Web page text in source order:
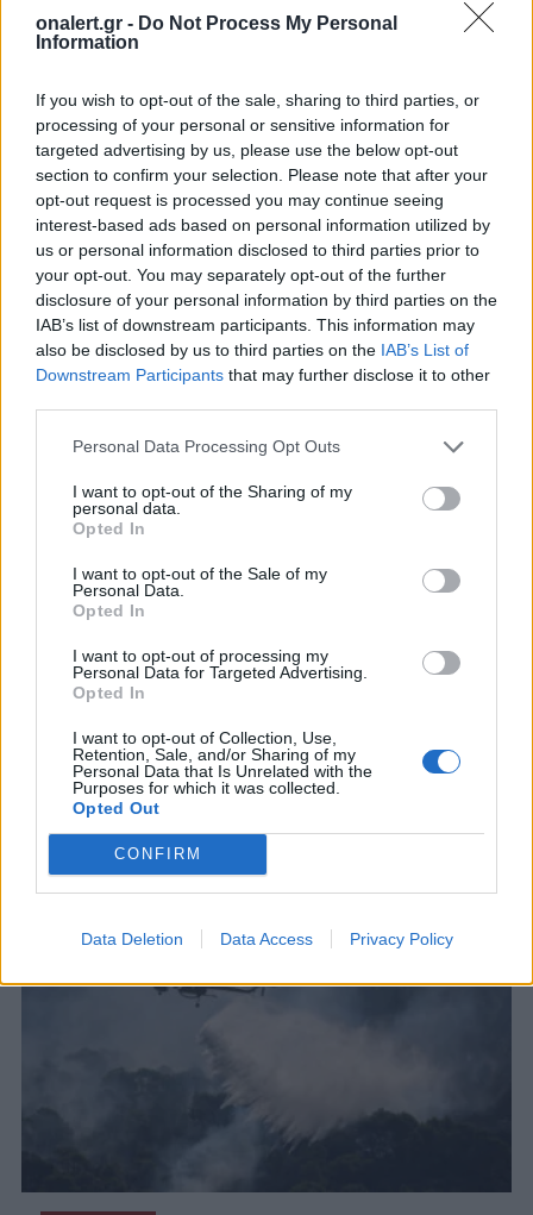
onalert.gr - Do Not Process My Personal
Information
If you wish to opt-out of the sale, sharing to third parties, or
processing of your personal or sensitive information for
targeted advertising by us, please use the below opt-out
section to confirm your selection. Please note that after your
opt-out request is processed you may continue seeing
interest-based ads based on personal information utilized by
us or personal information disclosed to third parties prior to
your opt-out. You may separately opt-out of the further
disclosure of your personal information by third parties on the
IAB’s list of downstream participants. This information may
also be disclosed by us to third parties on the IAB’s List of
Downstream Participants that may further disclose it to other
Personal Data Processing Opt Outs
I want to opt-out of the Sharing of my
personal data.
Opted In
I want to opt-out of the Sale of my
Personal Data.
Opted In
I want to opt-out of processing my
Personal Data for Targeted Advertising.
Opted In
I want to opt-out of Collection, Use,
Retention, Sale, and/or Sharing of my
Personal Data that Is Unrelated with the
Purposes for which it was collected.
Opted Out
CONFIRM
Data Deletion Data Access Privacy Policy
ΣΧΕΤΙΚΑ ΑΡΘΡΑ
ΤΟΥΡΚΙΑ
Τουρκία: Η αμυντική συμφωνία με
αντιβαίνει τις δεσμεύσεις μας στο
NATO
αποτελεί μια εναλλακτική του ΝΑΤΟ, ούτε ένα
επιθετικό στρατιωτικό μπλοκ» τόνισε η Άγκυρα
8 ΑΥΓ. 2026, 08:56